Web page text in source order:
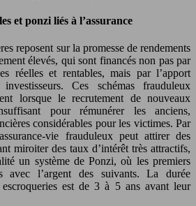
et ponzi liés à l’assurance
reposent sur la promesse de rendements
élevés, qui sont financés non pas par
réelles et rentables, mais par l’apport
Ces schémas frauduleux
lorsque le recrutement de nouveaux
pour rémunérer les anciens,
considérables pour les victimes. Par
vie frauduleux peut attirer des
miroiter des taux d’intérêt très attractifs,
un système de Ponzi, où les premiers
avec l’argent des suivants. La durée
est de 3 à 5 ans avant leur